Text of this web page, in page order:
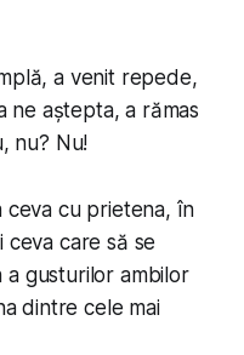
a venit repede,
ne aștepta, a rămas
nu? Nu!
ceva cu prietena, în
care să se
a gusturilor ambilor
dintre cele mai